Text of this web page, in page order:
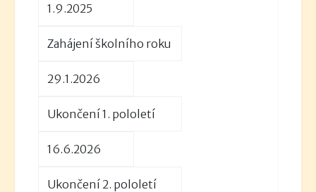
1.9.2025
Zahájení školního roku
29.1.2026
Ukončení 1. pololetí
16.6.2026
Ukončení 2. pololetí